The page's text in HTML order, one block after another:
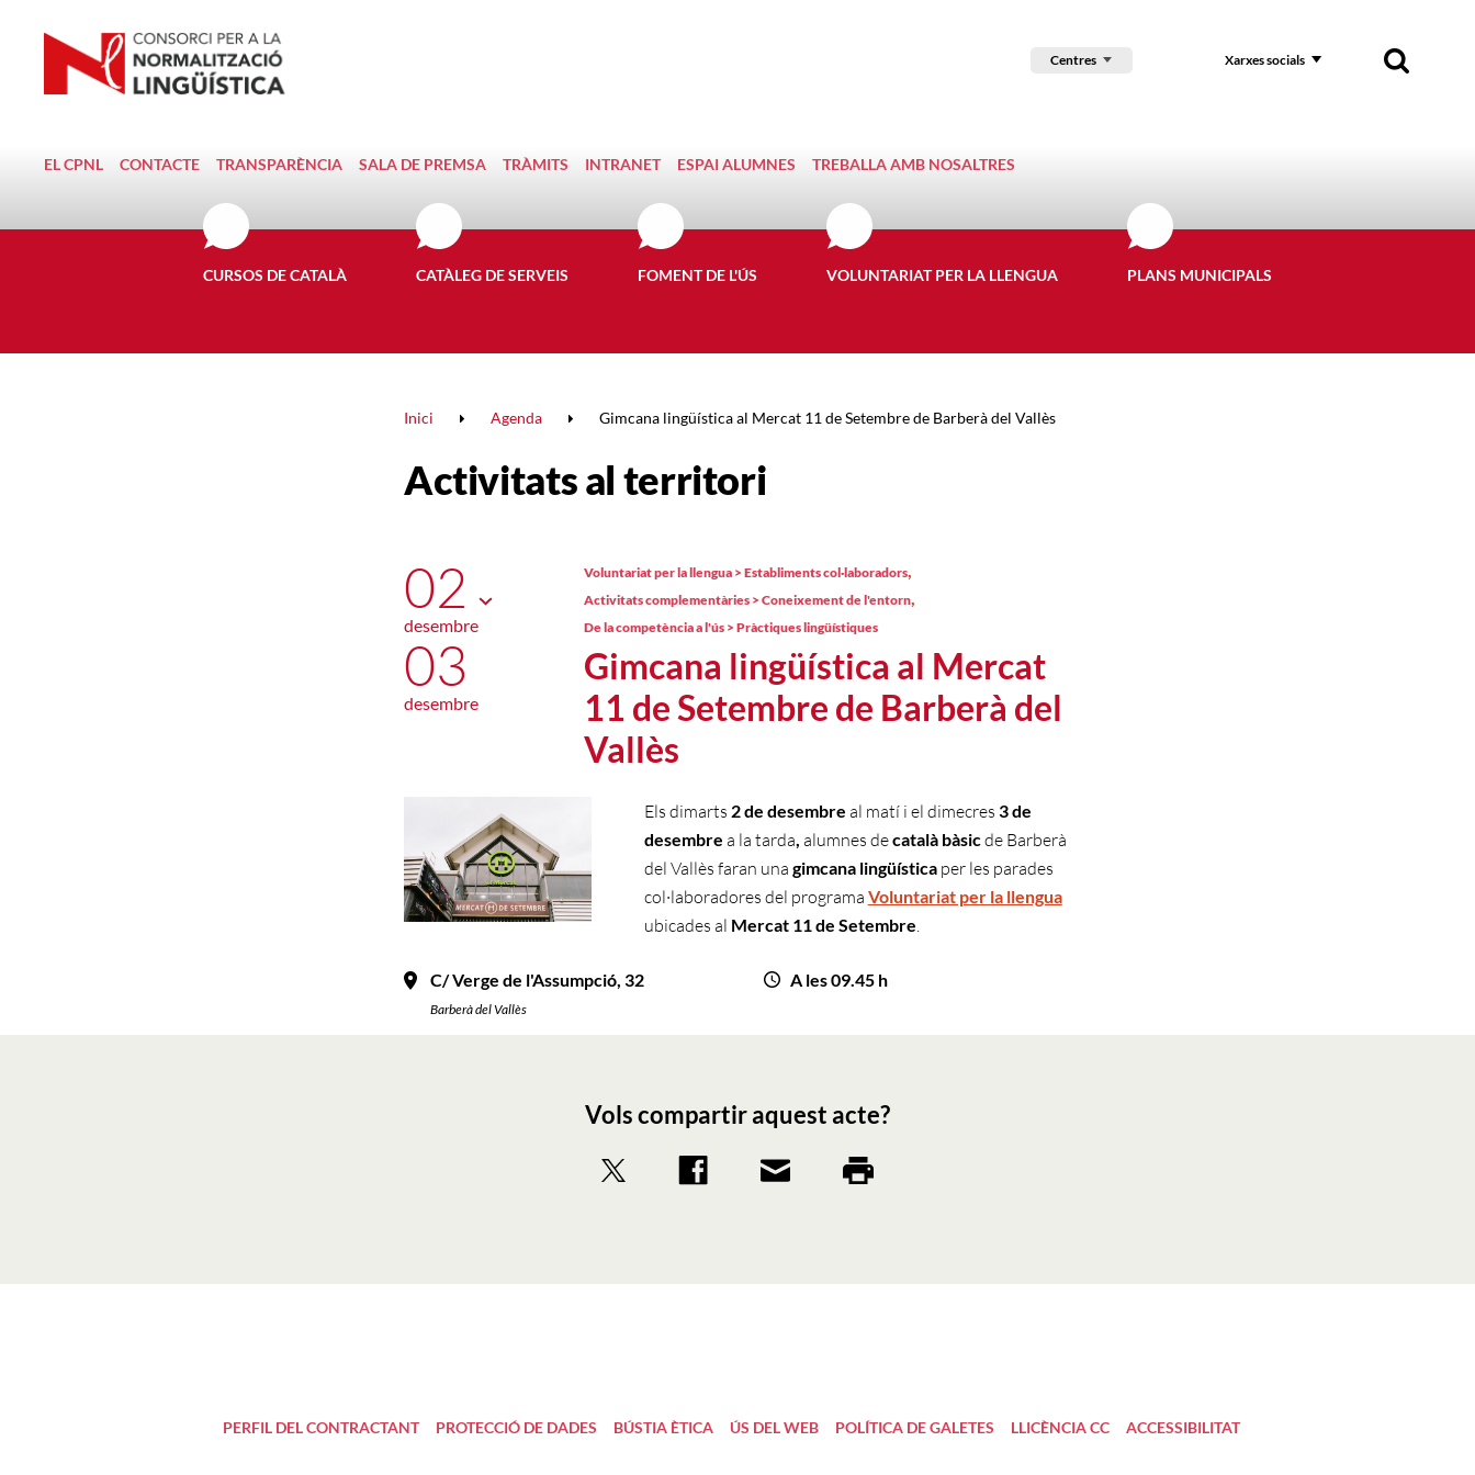
Centres Xarxes socials
EL CPNL CONTACTE TRANSPARÈNCIA SALA DE PREMSA TRÀMITS INTRANET ESPAI ALUMNES TREBALLA AMB NOSALTRES
CURSOS DE CATALÀ CATÀLEG DE SERVEIS FOMENT DE L'ÚS VOLUNTARIAT PER LA LLENGUA PLANS MUNICIPALS
Inici Agenda Gimcana lingüística al Mercat 11 de Setembre de Barberà del Vallès
Activitats al territori
Gimcana lingüística al Mercat
11 de Setembre de Barberà del
Vallès
Voluntariat per la llengua > Establiments col·laboradors,
Activitats complementàries > Coneixement de l'entorn,
De la competència a l'ús > Pràctiques lingüístiques
02
desembre
03
desembre
Els dimarts 2 de desembre al matí i el dimecres 3 de
desembre a la tarda, alumnes decatalà bàsicde Barberà
del Vallès faran una gimcana lingüística per les parades
col·laboradores del programa Voluntariat per la llengua
ubicades al Mercat 11 de Setembre.
C/ Verge de l'Assumpció, 32
Barberà del Vallès
A les 09.45 h
Vols compartir aquest acte?
PERFIL DEL CONTRACTANT PROTECCIÓ DE DADES BÚSTIA ÈTICA ÚS DEL WEB POLÍTICA DE GALETES LLICÈNCIA CC ACCESSIBILITAT